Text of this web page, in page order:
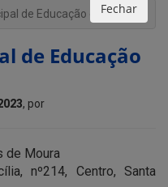
de Educação e Cultura
de Educação
, por
de Moura
nº214, Centro, Santa
Fechar